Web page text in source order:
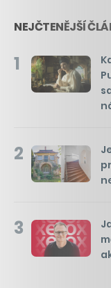
NEJČTENĚJŠÍ
1
2
3